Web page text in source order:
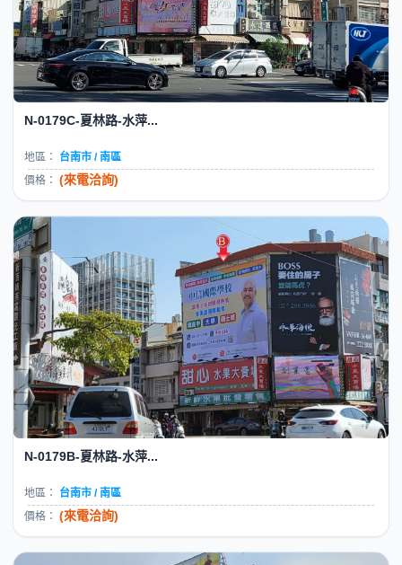
N-0179C-夏林路-水萍...
地區：
台南市 / 南區
價格： (來電洽詢)
N-0179B-夏林路-水萍...
地區：
台南市 / 南區
價格： (來電洽詢)